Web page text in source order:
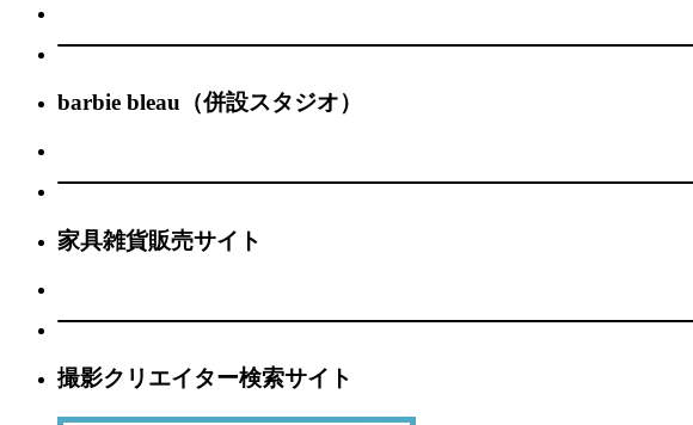
barbie bleau（併設スタジオ）
家具雑貨販売サイト
撮影クリエイター検索サイト